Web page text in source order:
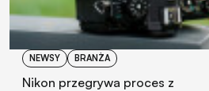
NEWSY BRANŻA
Nikon przegrywa proces z